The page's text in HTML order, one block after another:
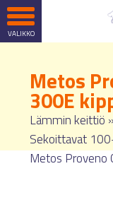
Metos
300E
Lämmin keittiö »
Sekoittavat
Metos Proveno